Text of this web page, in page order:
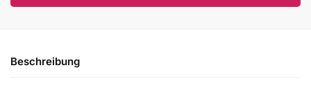
Beschreibung